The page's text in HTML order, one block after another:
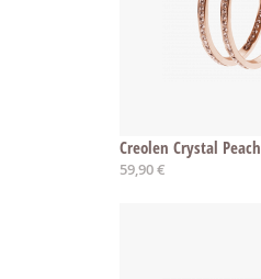
Creolen Crystal Peach
59,90 €